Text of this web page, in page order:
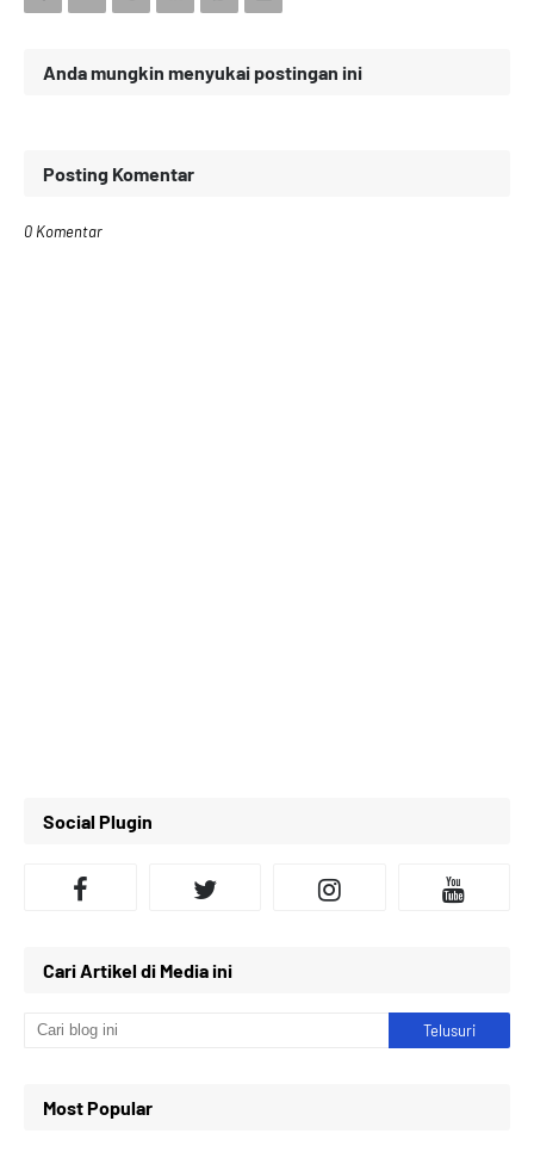
Anda mungkin menyukai postingan ini
Posting Komentar
0 Komentar
Social Plugin
Cari Artikel di Media ini
Most Popular